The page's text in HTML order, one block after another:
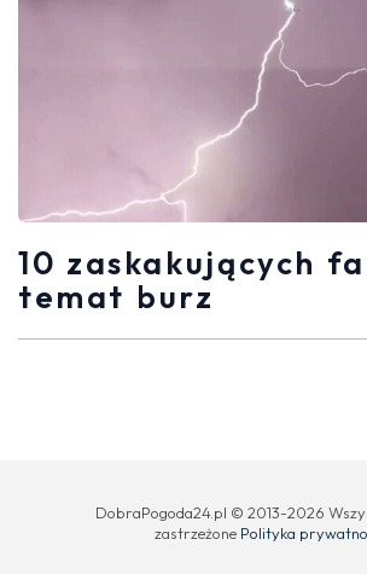
10 zaskakujących
temat burz
DobraPogoda24.pl © 2013-2026
zastrzeżone Polityka